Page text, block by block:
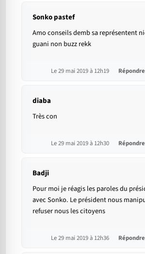
Sonko pastef
Amo conseils demb sa représentent
guani non buzz rekk
Le 29 mai 2019 à 12h19 Répondre
diaba
Très con
Le 29 mai 2019 à 12h30 Répondre
Badji
Pour moi je réagis les paroles du
avec Sonko. Le président nous
refuser nous les citoyens
Le 29 mai 2019 à 12h36 Répondre